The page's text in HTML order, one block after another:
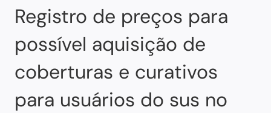
Registro de preços para
possível aquisição de
coberturas e curativos
para usuários do sus no